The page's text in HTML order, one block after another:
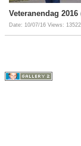
Veteranendag 2016
Date: 10/07/16 Views: 13522